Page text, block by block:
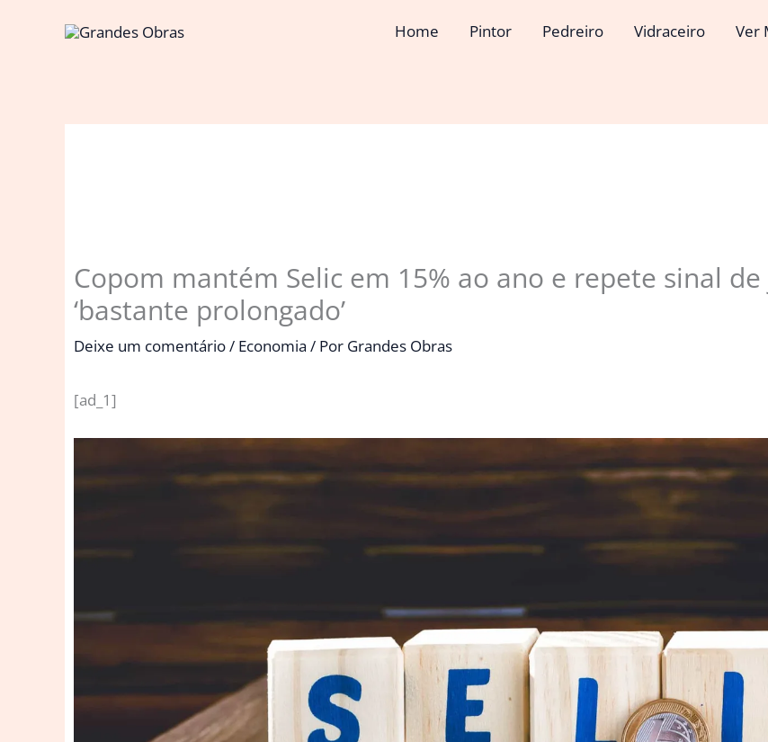
Home Pintor Pedreiro Vidraceiro Ver
Copom mantém Selic em 15% ao ano e repete sinal
‘bastante prolongado’
Deixe um comentário/ Economia / Por Grandes Obras
[ad_1]